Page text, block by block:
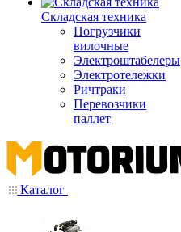
Складская техника
Погрузчики
вилочные
Электроштабелеры
Электротележки
Ричтраки
Перевозчики
паллет
Каталог